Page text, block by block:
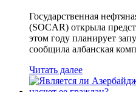
Государственная
(SOCAR) открыла
этом году планирует
сообщила албанская
Читать далее